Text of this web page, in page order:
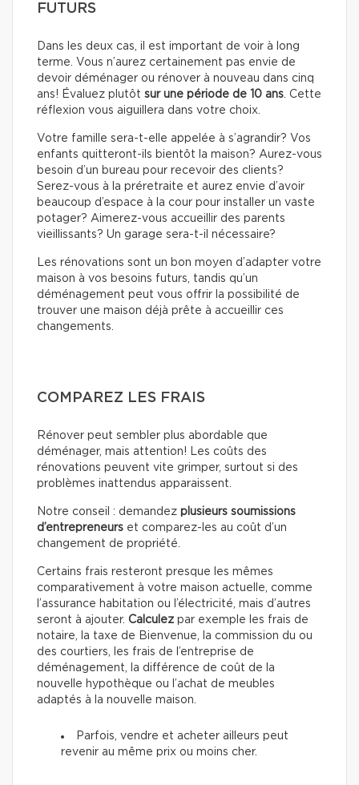
FUTURS
Dans les deux cas, il est important de voir à long
terme. Vous n’aurez certainement pas envie de
devoir déménager ou rénover à nouveau dans cinq
ans! Évaluez plutôt sur une période de 10 ans . Cette
réflexion vous aiguillera dans votre choix.
Votre famille sera-t-elle appelée à s’agrandir? Vos
enfants quitteront-ils bientôt la maison? Aurez-vous
besoin d’un bureau pour recevoir des clients?
Serez-vous à la préretraite et aurez envie d’avoir
beaucoup d’espace à la cour pour installer un vaste
potager? Aimerez-vous accueillir des parents
vieillissants? Un garage sera-t-il nécessaire?
Les rénovations sont un bon moyen d’adapter votre
maison à vos besoins futurs, tandis qu’un
déménagement peut vous offrir la possibilité de
trouver une maison déjà prête à accueillir ces
changements.
COMPAREZ LES FRAIS
Rénover peut sembler plus abordable que
déménager, mais attention! Les coûts des
rénovations peuvent vite grimper, surtout si des
problèmes inattendus apparaissent.
Notre conseil : demandez plusieurs soumissions
d’entrepreneurs et comparez-les au coût d’un
changement de propriété.
Certains frais resteront presque les mêmes
comparativement à votre maison actuelle, comme
l’assurance habitation ou l’électricité, mais d’autres
seront à ajouter. Calculez par exemple les frais de
notaire, la taxe de Bienvenue, la commission du ou
des courtiers, les frais de l’entreprise de
déménagement, la différence de coût de la
nouvelle hypothèque ou l’achat de meubles
adaptés à la nouvelle maison.
Parfois, vendre et acheter ailleurs peut
revenir au même prix ou moins cher.